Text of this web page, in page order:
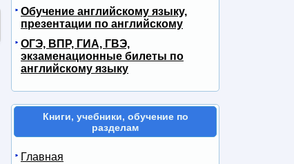
Обучение английскому языку,
презентации по английскому
ОГЭ, ВПР, ГИА, ГВЭ,
экзаменационные билеты по
английскому языку
Книги, учебники, обучение по
разделам
Главная